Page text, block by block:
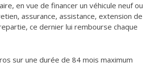
en vue de financer un véhicule neuf ou
assurance, assistance, extension de
ce dernier lui rembourse chaque
sur une durée de 84 mois maximum